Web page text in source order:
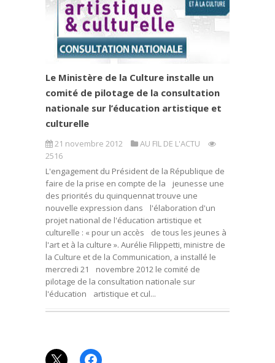
Le Ministère de la Culture installe un
comité de pilotage de la consultation
nationale sur l’éducation artistique et
culturelle
21 novembre 2012
AU FIL DE L'ACTU
2516
L'engagement du Président de la République de
faire de la prise en compte de la jeunesse une
des priorités du quinquennat trouve une
nouvelle expression dans l'élaboration d'un
projet national de l'éducation artistique et
culturelle : « pour un accès de tous les jeunes à
l'art et à la culture ». Aurélie Filippetti, ministre de
la Culture et de la Communication, a installé le
mercredi 21 novembre 2012 le comité de
pilotage de la consultation nationale sur
l'éducation artistique et cul...
X Facebook